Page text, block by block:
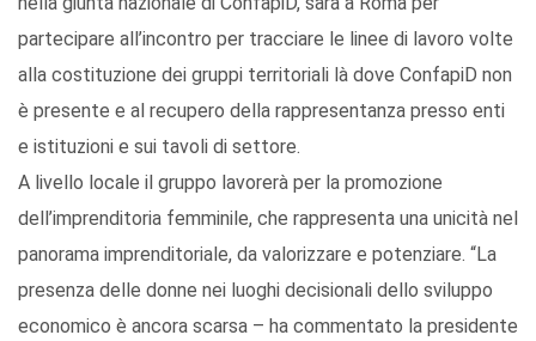
partecipare all’incontro per tracciare le linee di lavoro volte
alla costituzione dei gruppi territoriali là dove ConfapiD non
è presente e al recupero della rappresentanza presso enti
e istituzioni e sui tavoli di settore.
A livello locale il gruppo lavorerà per la promozione
dell’imprenditoria femminile, che rappresenta una unicità nel
panorama imprenditoriale, da valorizzare e potenziare. “La
presenza delle donne nei luoghi decisionali dello sviluppo
economico è ancora scarsa – ha commentato la presidente